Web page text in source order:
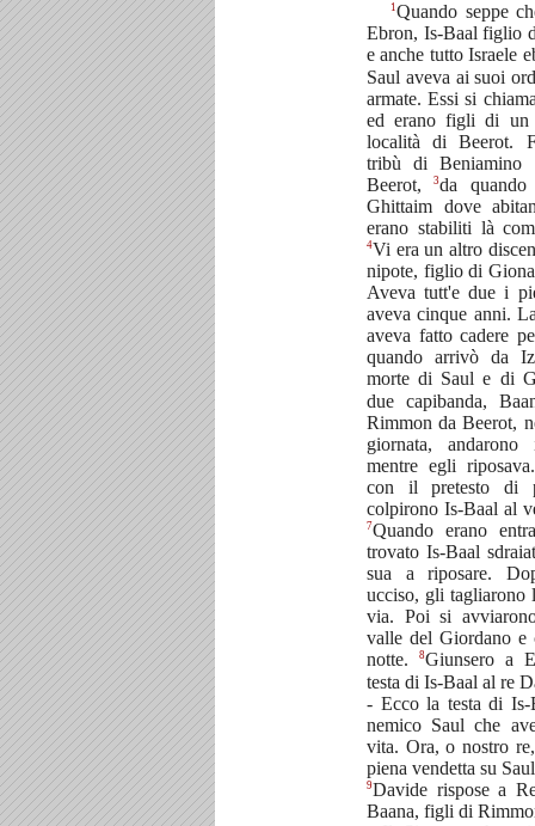
1Quando seppe
Ebron, Is-Baal figlio
e anche tutto Israele
Saul aveva ai suoi
armate. Essi si
ed erano figli di un
località di Beerot.
tribù di
Beerot,3da
Ghittaim dove
erano stabiliti là
4Vi era un altro
nipote, figlio di
Aveva tutt'e due i
aveva cinque anni.
aveva fatto cadere
quando arrivò da
morte di Saul e di
due capibanda,
Rimmon da Beerot,
giornata,
mentre egli
con il pretesto di
colpirono Is-Baal al
7Quando erano
trovato Is-Baal
sua a riposare.
ucciso, gli tagliarono
via. Poi si
valle del Giordano e
notte.
8Giunsero a
testa di Is-Baal al re
- Ecco la testa di
nemico Saul che
vita. Ora, o nostro
piena vendetta su
9Davide rispose a
Baana, figli di